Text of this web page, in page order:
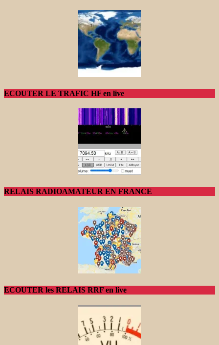
ECOUTER LE TRAFIC HF en live
RELAIS RADIOAMATEUR EN FRANCE
ECOUTER les RELAIS RRF en live